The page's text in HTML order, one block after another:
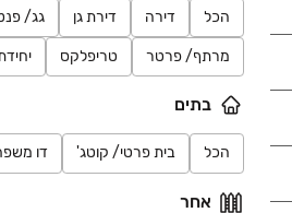
הכל דירה דירת גן גג/
מרתף/ פרטר טריפלקס
בתים
הכל בית פרטי/ קוטג' דו
אחר
דרושים
עוד באתר